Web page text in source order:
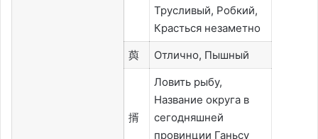
Трусливый, Робкий,
Красться незаметно
藇
Отлично, Пышный
揟
Ловить рыбу,
Название округа в
сегодняшней
провинции Ганьсу